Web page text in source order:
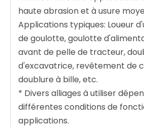
haute abrasion et à usure
Applications typiques: Loueur
de goulotte, goulotte
avant de pelle de tracteur,
d'excavatrice, revêtement de
doublure à bille, etc.
* Divers alliages à utiliser
différentes conditions de
applications.